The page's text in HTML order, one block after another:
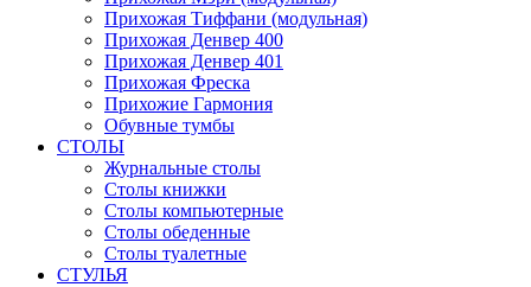
Прихожая Тиффани (модульная)
Прихожая Денвер 400
Прихожая Денвер 401
Прихожая Фреска
Прихожие Гармония
Обувные тумбы
СТОЛЫ
Журнальные столы
Столы книжки
Столы компьютерные
Столы обеденные
Столы туалетные
СТУЛЬЯ